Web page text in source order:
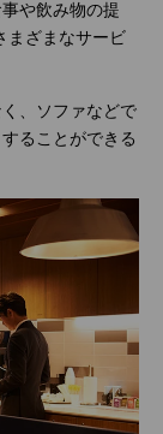
や飲み物の提
まざまなサービ
、ソファなどで
ることができる